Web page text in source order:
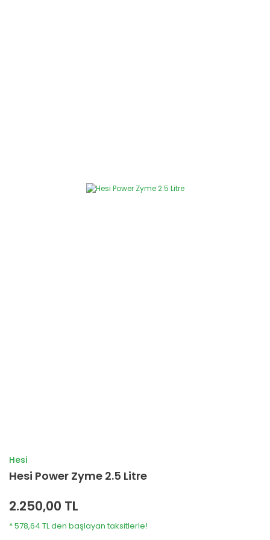
Hesi
Hesi Power Zyme 2.5 Litre
2.250,00 TL
* 578,64 TL den başlayan taksitlerle!